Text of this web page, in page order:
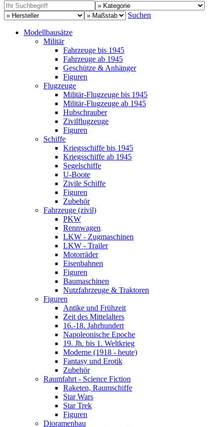
Suchen
Modellbausätze
Militär
Fahrzeuge bis 1945
Fahrzeuge ab 1945
Geschütze & Anhänger
Figuren
Flugzeuge
Militär-Flugzeuge bis 1945
Militär-Flugzeuge ab 1945
Hubschrauber
Zivilflugzeuge
Figuren
Schiffe
Kriegsschiffe bis 1945
Kriegsschiffe ab 1945
Segelschiffe
U-Boote
Zivile Schiffe
Figuren
Zubehör
Fahrzeuge (zivil)
PKW
Rennwagen
LKW - Zugmaschinen
LKW - Trailer
Motorräder
Eisenbahnen
Figuren
Baumaschinen
Nutzfahrzeuge & Traktoren
Figuren
Antike und Frühzeit
Zeit des Mittelalters
16.-18. Jahrhundert
Napoleonische Epoche
19. Jh. bis 1. Weltkrieg
Moderne (1918 - heute)
Fantasy und Erotik
Zubehör
Raumfahrt - Science Fiction
Raketen, Raumschiffe
Star Wars
Star Trek
Figuren
Dioramenbau